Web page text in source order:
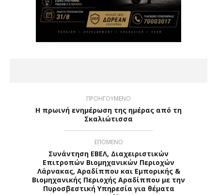
ΠΡΟΗΓΟΥΜΕΝΟ
Η πρωινή ενημέρωση της ημέρας από τη
Σκαλιώτισσα
ΕΠΟΜΕΝΟ
Συνάντηση ΕΒΕΛ, Διαχειριστικών
Επιτροπών Βιομηχανικών Περιοχών
Λάρνακας, Αραδίππου και Εμπορικής &
Βιομηχανικής Περιοχής Αραδίππου με την
Πυροσβεστική Υπηρεσία για θέματα